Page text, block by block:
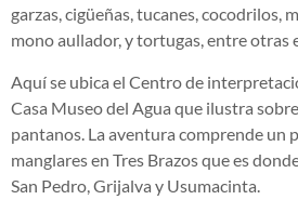
garzas, cigüeñas, tucanes, cocodrilos,
mono aullador, y tortugas, entre otras
Aquí se ubica el Centro de
Casa Museo del Agua que ilustra
pantanos. La aventura comprende un
manglares en Tres Brazos que es
San Pedro, Grijalva y Usumacinta.